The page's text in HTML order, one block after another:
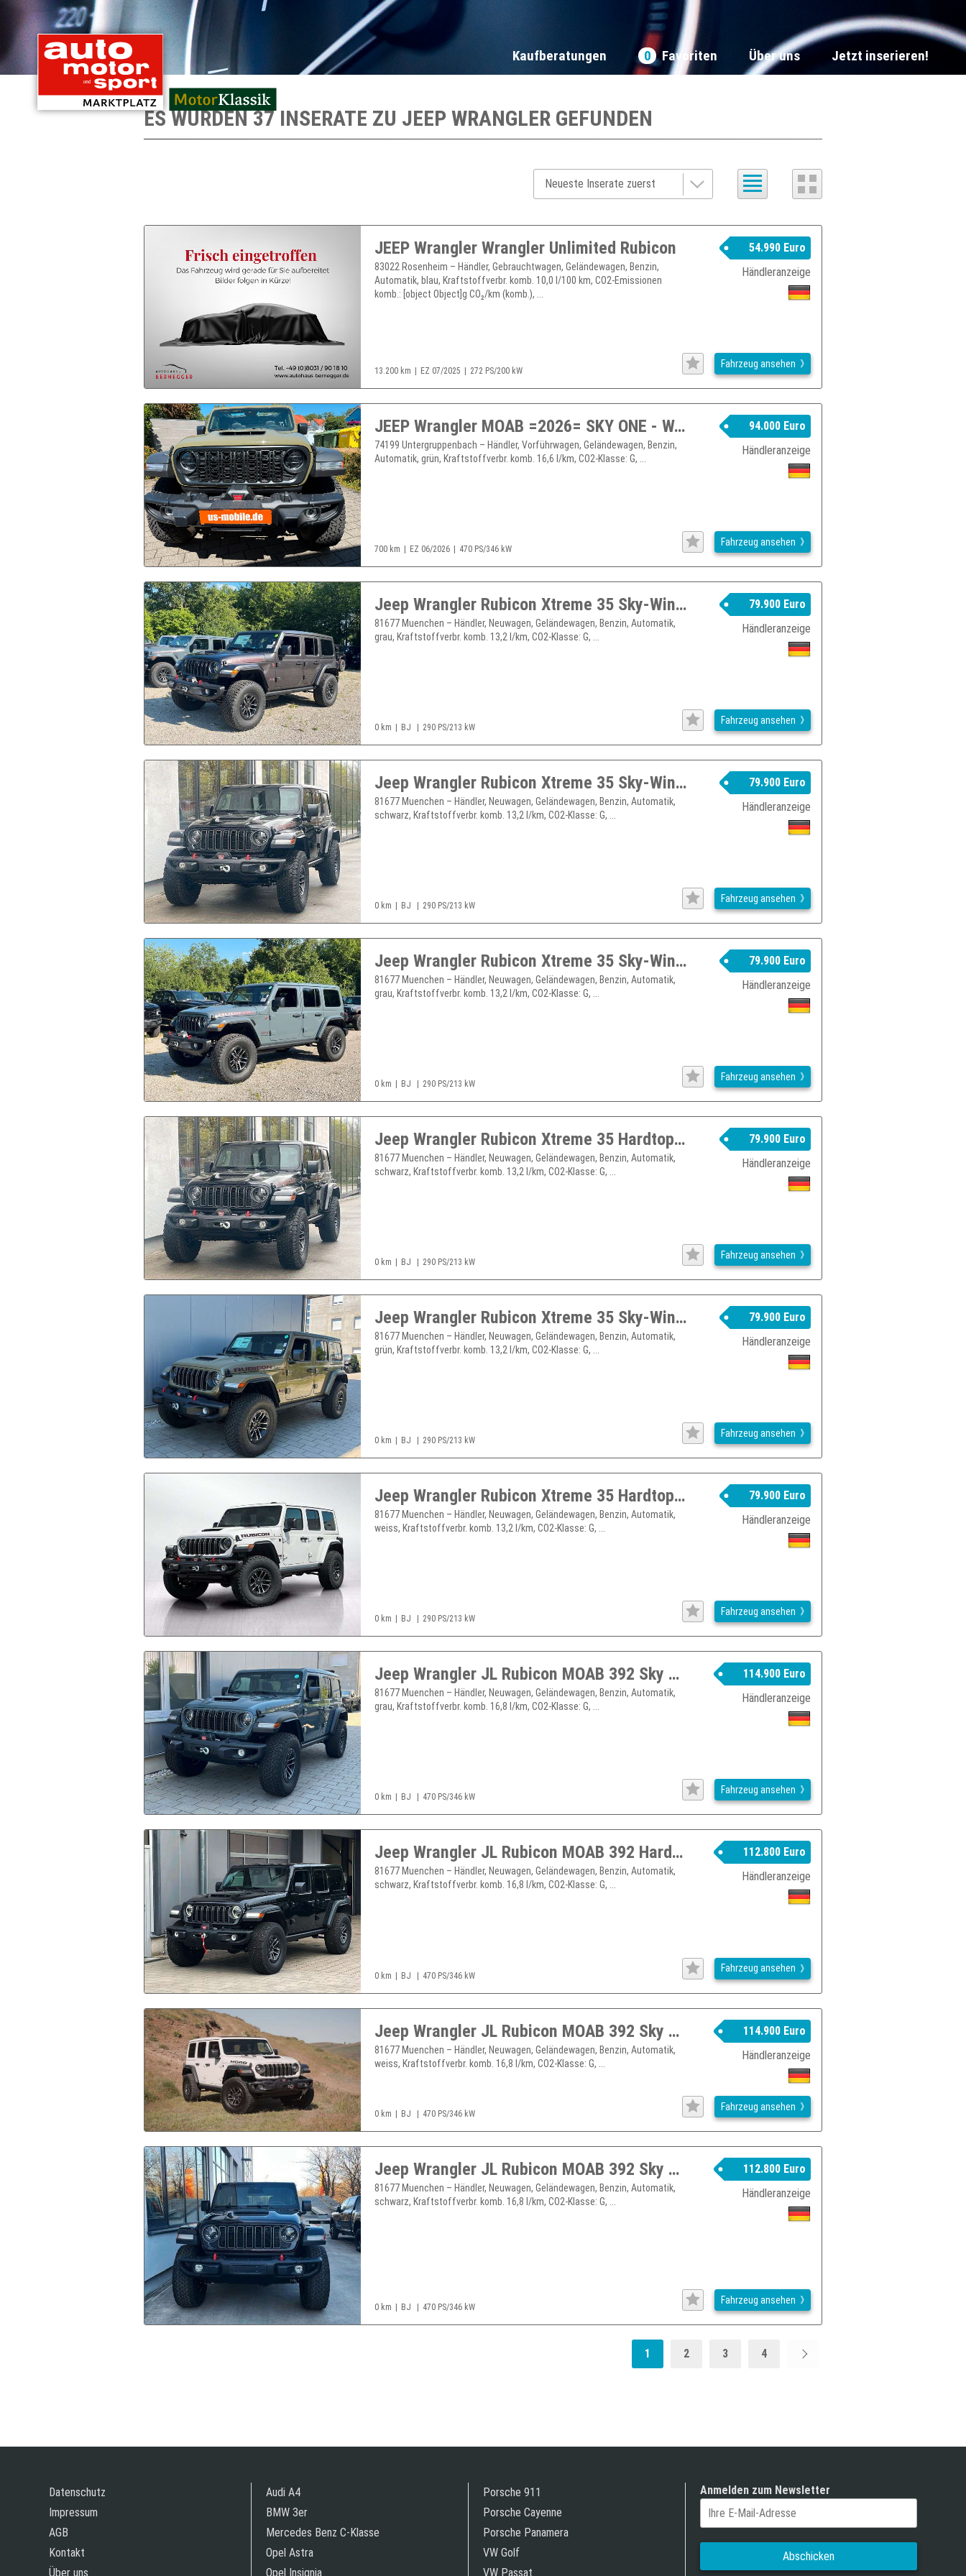
Kaufberatungen 0 Favoriten Über uns Jetzt inserieren!
ES WURDEN 37 INSERATE ZU JEEP WRANGLER GEFUNDEN
JEEP Wrangler Wrangler Unlimited Rubicon
83022 Rosenheim – Händler, Gebrauchtwagen, Geländewagen, Benzin,
Automatik, blau, Kraftstoffverbr. komb. 10,0 l/100 km, CO2-Emissionen
komb.: [object Object]g CO₂/km (komb.), ...
54.990 Euro
Händleranzeige
13.200 km EZ 07/2025 272 PS/200 kW
Fahrzeug ansehen
JEEP Wrangler MOAB =2026= SKY ONE - WARN WINCH | B2B
74199 Untergruppenbach – Händler, Vorführwagen, Geländewagen, Benzin,
Automatik, grün, Kraftstoffverbr. komb. 16,6 l/km, CO2-Klasse: G, ...
94.000 Euro
Händleranzeige
700 km EZ 06/2026 470 PS/346 kW
Fahrzeug ansehen
Jeep Wrangler Rubicon Xtreme 35 Sky-Winde 3.6l V6
81677 Muenchen – Händler, Neuwagen, Geländewagen, Benzin, Automatik,
grau, Kraftstoffverbr. komb. 13,2 l/km, CO2-Klasse: G, ...
79.900 Euro
Händleranzeige
0 km BJ 290 PS/213 kW
Fahrzeug ansehen
Jeep Wrangler Rubicon Xtreme 35 Sky-Winde 3.6l V6
81677 Muenchen – Händler, Neuwagen, Geländewagen, Benzin, Automatik,
schwarz, Kraftstoffverbr. komb. 13,2 l/km, CO2-Klasse: G, ...
79.900 Euro
Händleranzeige
0 km BJ 290 PS/213 kW
Fahrzeug ansehen
Jeep Wrangler Rubicon Xtreme 35 Sky-Winde 3.6l V6
81677 Muenchen – Händler, Neuwagen, Geländewagen, Benzin, Automatik,
grau, Kraftstoffverbr. komb. 13,2 l/km, CO2-Klasse: G, ...
79.900 Euro
Händleranzeige
0 km BJ 290 PS/213 kW
Fahrzeug ansehen
Jeep Wrangler Rubicon Xtreme 35 Hardtop-Winch 3.6l V6
81677 Muenchen – Händler, Neuwagen, Geländewagen, Benzin, Automatik,
schwarz, Kraftstoffverbr. komb. 13,2 l/km, CO2-Klasse: G, ...
79.900 Euro
Händleranzeige
0 km BJ 290 PS/213 kW
Fahrzeug ansehen
Jeep Wrangler Rubicon Xtreme 35 Sky-Winde 3.6l V6
81677 Muenchen – Händler, Neuwagen, Geländewagen, Benzin, Automatik,
grün, Kraftstoffverbr. komb. 13,2 l/km, CO2-Klasse: G, ...
79.900 Euro
Händleranzeige
0 km BJ 290 PS/213 kW
Fahrzeug ansehen
Jeep Wrangler Rubicon Xtreme 35 Hardtop-Winch 3.6l V6
81677 Muenchen – Händler, Neuwagen, Geländewagen, Benzin, Automatik,
weiss, Kraftstoffverbr. komb. 13,2 l/km, CO2-Klasse: G, ...
79.900 Euro
Händleranzeige
0 km BJ 290 PS/213 kW
Fahrzeug ansehen
Jeep Wrangler JL Rubicon MOAB 392 Sky One-Winch MY26
81677 Muenchen – Händler, Neuwagen, Geländewagen, Benzin, Automatik,
grau, Kraftstoffverbr. komb. 16,8 l/km, CO2-Klasse: G, ...
114.900 Euro
Händleranzeige
0 km BJ 470 PS/346 kW
Fahrzeug ansehen
Jeep Wrangler JL Rubicon MOAB 392 Hardtop-Winch MY26
81677 Muenchen – Händler, Neuwagen, Geländewagen, Benzin, Automatik,
schwarz, Kraftstoffverbr. komb. 16,8 l/km, CO2-Klasse: G, ...
112.800 Euro
Händleranzeige
0 km BJ 470 PS/346 kW
Fahrzeug ansehen
Jeep Wrangler JL Rubicon MOAB 392 Sky One-Winch MY26
81677 Muenchen – Händler, Neuwagen, Geländewagen, Benzin, Automatik,
weiss, Kraftstoffverbr. komb. 16,8 l/km, CO2-Klasse: G, ...
114.900 Euro
Händleranzeige
0 km BJ 470 PS/346 kW
Fahrzeug ansehen
Jeep Wrangler JL Rubicon MOAB 392 Sky One MY26
81677 Muenchen – Händler, Neuwagen, Geländewagen, Benzin, Automatik,
schwarz, Kraftstoffverbr. komb. 16,8 l/km, CO2-Klasse: G, ...
112.800 Euro
Händleranzeige
0 km BJ 470 PS/346 kW
Fahrzeug ansehen
1 2 3 4
Datenschutz
Impressum
AGB
Kontakt
Über uns
Audi A4
BMW 3er
Mercedes Benz C-Klasse
Opel Astra
Opel Insignia
Porsche 911
Porsche Cayenne
Porsche Panamera
VW Golf
VW Passat
Anmelden zum Newsletter